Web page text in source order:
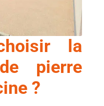
la
pierre
?